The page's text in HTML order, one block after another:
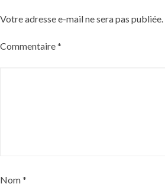
Votre adresse e-mail ne sera pas publiée.
Commentaire*
Nom*